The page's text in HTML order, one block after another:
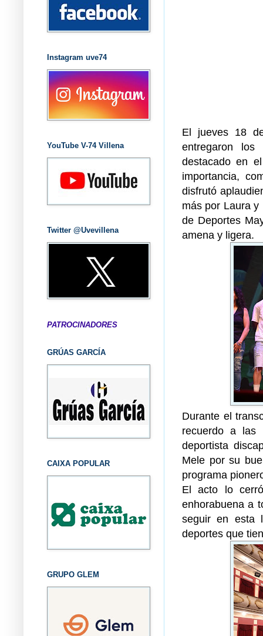
El jueves 18
entregaron los
destacado en
importancia,
disfrutó
más por Laura
de Deportes
amena y ligera.
Durante el
recuerdo a las
deportista
Mele por su
programa
El acto lo
enhorabuena a
seguir en esta
deportes que
Instagram uve74
YouTube V-74 Villena
Twitter @Uvevillena
PATROCINADORES
GRÚAS GARCÍA
CAIXA POPULAR
GRUPO GLEM